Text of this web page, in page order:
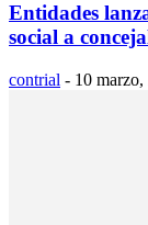
Entidades
social a
contrial - 10 marzo,